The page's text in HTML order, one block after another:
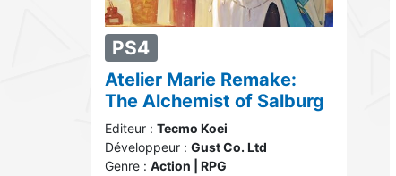
PS4
Atelier Marie Remake:
The Alchemist of Salburg
Editeur : Tecmo Koei
Développeur : Gust Co. Ltd
Genre : Action | RPG